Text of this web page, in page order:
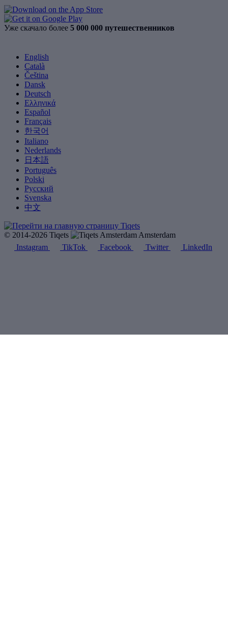
Уже скачало более 5 000 000 путешественников
English
Català
Čeština
Dansk
Deutsch
Ελληνικά
Español
Français
한국어
Italiano
Nederlands
日本語
Português
Polski
Русский
Svenska
中文
© 2014-2026 Tiqets
Amsterdam
Instagram
TikTok Facebook Twitter LinkedIn